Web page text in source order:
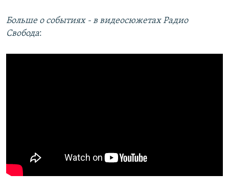
Больше о событиях - в видеосюжетах Радио
Свобода: